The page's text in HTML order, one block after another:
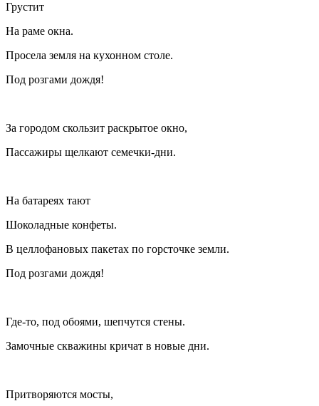
Грустит
На раме окна.
Просела земля на кухонном столе.
Под розгами дождя!
За городом скользит раскрытое окно,
Пассажиры щелкают семечки-дни.
На батареях тают
Шоколадные конфеты.
В целлофановых пакетах по горсточке земли.
Под розгами дождя!
Где-то, под обоями, шепчутся стены.
Замочные скважины кричат в новые дни.
Притворяются мосты,